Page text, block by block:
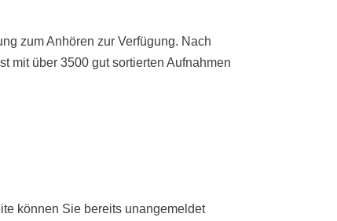
zum Anhören zur Verfügung. Nach
mit über 3500 gut sortierten Aufnahmen
können Sie bereits unangemeldet